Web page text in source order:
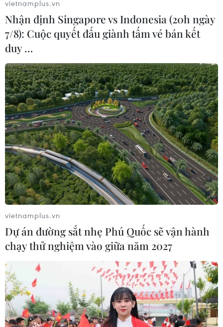
Tài tử Brad Pitt tái xuất màn ảnh rộng với
vai lính chiến lịch sử
11/09/2014 08:03
Cuối tháng Mười tới, tài tử Brad Pitt sẽ tái xuất màn ảnh
rộng với vai lính chiến đầy mạnh mẽ và gai góc trong
Thế chiến 2 qua bộ phim “Fury” do David Ayer viết kịch
bản gốc và đạo diễn.
vietnamplus.vn
Nhận định Singapore vs Indonesia (20h ngày
7/8): Cuộc quyết đấu giành tấm vé bán kết
duy …
vietnamplus.vn
Dự án đường sắt nhẹ Phú Quốc sẽ vận hành
chạy thử nghiệm vào giữa năm 2027